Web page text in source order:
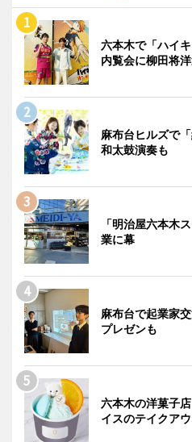
六本木で「ハイ
内覧会に柳田将
麻布台ヒルズで
和太鼓演奏も
「明治屋六本木
業に幕
麻布台で起業家
プレゼンも
六本木の洋菓子
イスのテイクア